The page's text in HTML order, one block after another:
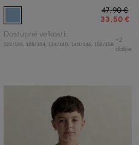
47,90 €
33,50 €
Dostupné veľkosti:
122/128 128/134 134/140 140/146 152/158
+2
ďalšie